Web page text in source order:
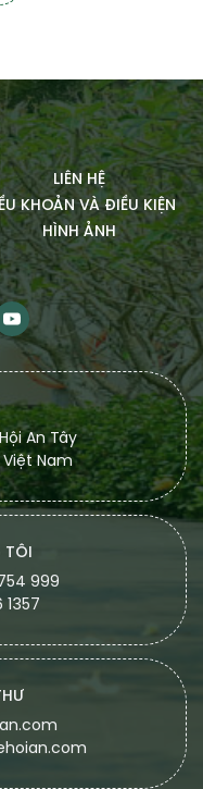
LIÊN HỆ
KHOẢN VÀ ĐIỀU KIỆN
HÌNH ẢNH
An Tây
Nam
TÔI
999